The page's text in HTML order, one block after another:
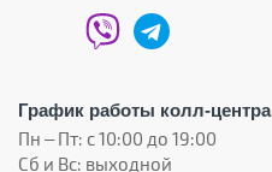
График работы колл-центра
Пн – Пт: с 10:00 до 19:00
Сб и Вс: выходной